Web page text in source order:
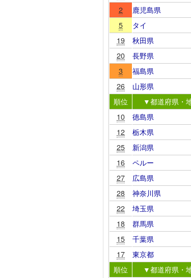
2
鹿児島県
5
タイ
19
秋田県
20
長野県
3
福島県
26
山形県
順位
▼都道府県・
10
徳島県
12
栃木県
25
新潟県
16
ペルー
27
広島県
28
神奈川県
22
埼玉県
18
群馬県
15
千葉県
17
東京都
順位
▼都道府県・